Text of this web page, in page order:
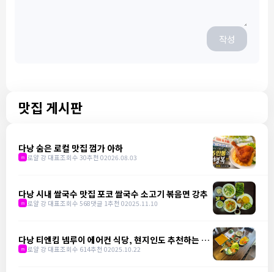
작성
맛집 게시판
다낭 숨은 로컬 맛집 껌가 아하
m 로얄 강 대표 조회수 30추천 02026.08.03
다낭 시내 쌀국수 맛집 포코 쌀국수 소고기 볶음면 강추
m 로얄 강 대표 조회수 568댓글 1추천 02025.11.10
다낭 티엔킴 넴루이 에어컨 식당, 현지인도 추천하는 맛
집
m 로얄 강 대표 조회수 614추천 02025.10.22